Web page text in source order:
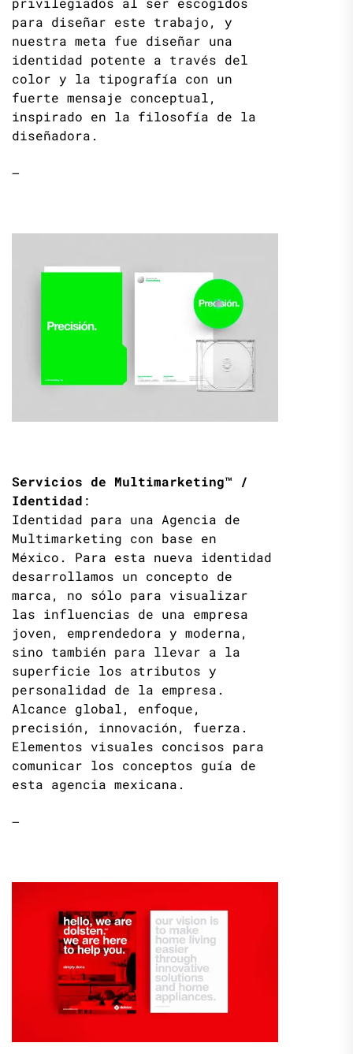
para diseñar este trabajo, y
nuestra meta fue diseñar una
identidad potente a través del
color y la tipografía con un
fuerte mensaje conceptual,
inspirado en la filosofía de la
diseñadora.
—
Servicios de Multimarketing™ /
Identidad :
Identidad para una Agencia de
Multimarketing con base en
México. Para esta nueva identidad
desarrollamos un concepto de
marca, no sólo para visualizar
las influencias de una empresa
joven, emprendedora y moderna,
sino también para llevar a la
superficie los atributos y
personalidad de la empresa.
Alcance global, enfoque,
precisión, innovación, fuerza.
Elementos visuales concisos para
comunicar los conceptos guía de
esta agencia mexicana.
—